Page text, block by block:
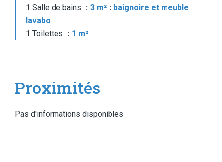
1 Salle de bains
3 m²
baignoire et meuble
lavabo
1 Toilettes
1 m²
Proximités
Pas d'informations disponibles